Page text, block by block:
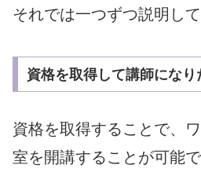
それでは一つずつ説明して
資格を取得して講師になり
資格を取得することで、
室を開講することが可能で